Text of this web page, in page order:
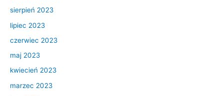
sierpień 2023
lipiec 2023
czerwiec 2023
maj 2023
kwiecień 2023
marzec 2023